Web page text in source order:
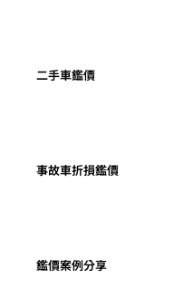
二手車鑑價
事故車折損鑑價
鑑價案例分享